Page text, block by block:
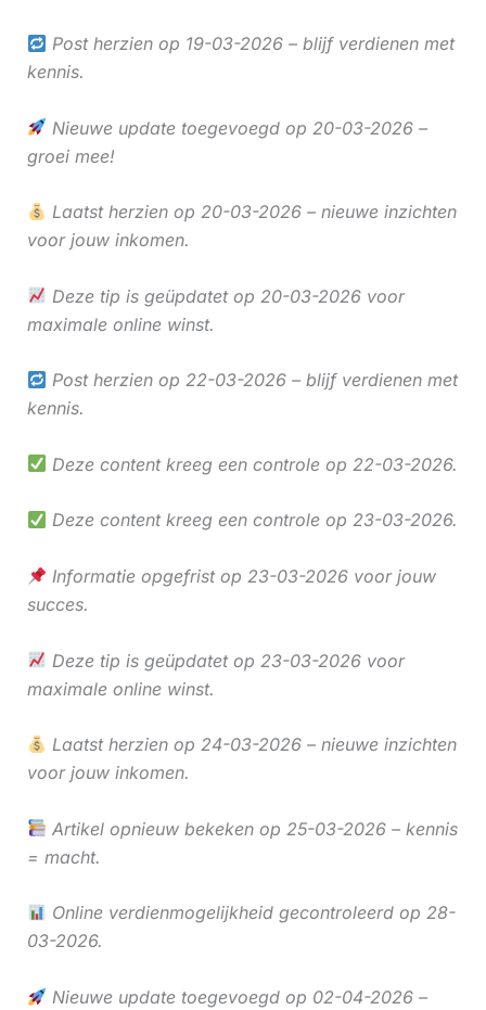
Post herzien op 19-03-2026 – blijf verdienen met
kennis.
Nieuwe update toegevoegd op 20-03-2026 –
groei mee!
Laatst herzien op 20-03-2026 – nieuwe inzichten
voor jouw inkomen.
Deze tip is geüpdatet op 20-03-2026 voor
maximale online winst.
Post herzien op 22-03-2026 – blijf verdienen met
kennis.
Deze content kreeg een controle op 22-03-2026.
Deze content kreeg een controle op 23-03-2026.
Informatie opgefrist op 23-03-2026 voor jouw
succes.
Deze tip is geüpdatet op 23-03-2026 voor
maximale online winst.
Laatst herzien op 24-03-2026 – nieuwe inzichten
voor jouw inkomen.
Artikel opnieuw bekeken op 25-03-2026 – kennis
= macht.
Online verdienmogelijkheid gecontroleerd op 28-
03-2026.
Nieuwe update toegevoegd op 02-04-2026 –